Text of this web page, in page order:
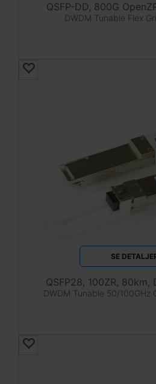
QSFP-DD, 800G
DWDM Tunable Flex
SE
QSFP28, 100ZR, 80km,
DWDM Tunable 50/100GHz